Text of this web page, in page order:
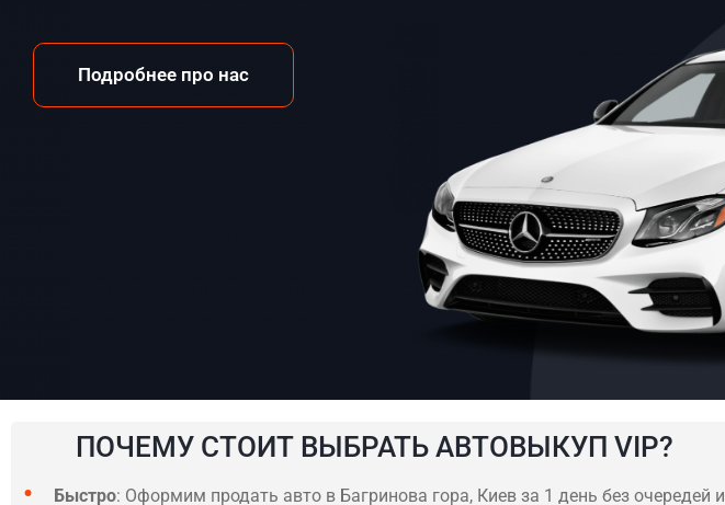
Подробнее про нас
ПОЧЕМУ СТОИТ ВЫБРАТЬ АВТОВЫКУП VIP?
Быстро: Оформим продать авто в Багринова гора, Киев за 1 день без очередей и